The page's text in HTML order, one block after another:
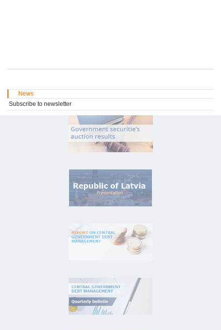
News
Subscribe to newsletter